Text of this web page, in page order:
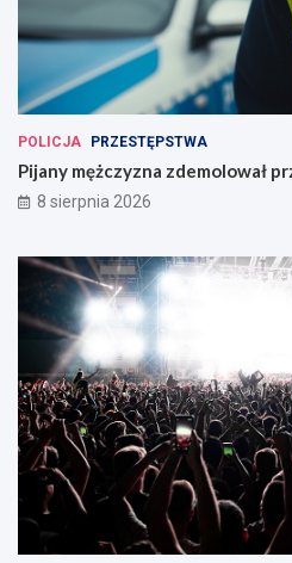
POLICJA PRZESTĘPSTWA
Pijany mężczyzna zdemolował
8 sierpnia 2026